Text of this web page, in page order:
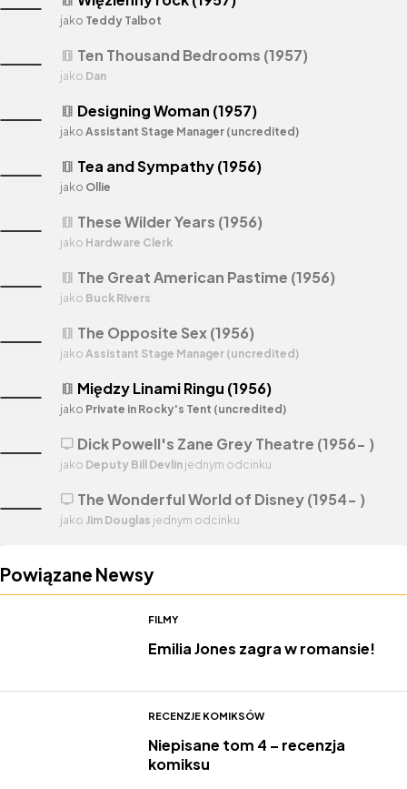
jako Teddy Talbot
theaters Tea and Sympathy (1956)
jako Ollie
theaters These Wilder Years (1956)
jako Hardware Clerk
theaters The Great American Pastime (1956)
jako Buck Rivers
theaters Ten Thousand Bedrooms (1957)
jako Dan
theaters The Opposite Sex (1956)
jako Assistant Stage Manager (uncredited)
theaters Między Linami Ringu (1956)
jako Private in Rocky's Tent (uncredited)
theaters Designing Woman (1957)
jako Assistant Stage Manager (uncredited)
tv Dick Powell's Zane Grey Theatre (1956- )
jako Deputy Bill Devlin jednym odcinku
tv The Wonderful World of Disney (1954- )
jako Jim Douglas jednym odcinku
Powiązane Newsy
FILMY
Emilia Jones zagra w romansie!
RECENZJE KOMIKSÓW
Niepisane tom 4 – recenzja
komiksu